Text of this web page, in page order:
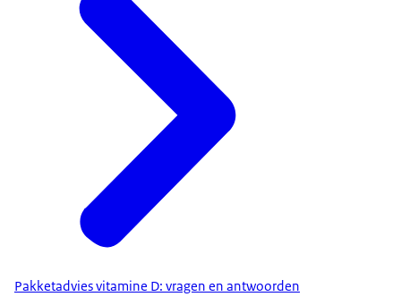
Pakketadvies vitamine D: vragen en antwoorden